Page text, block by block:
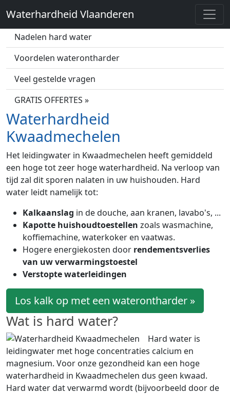
Waterhardheid Vlaanderen
Wat is hard water?
Nadelen hard water
Voordelen waterontharder
Veel gestelde vragen
GRATIS OFFERTES »
Waterhardheid
Kwaadmechelen
Het leidingwater in Kwaadmechelen heeft gemiddeld
een hoge tot zeer hoge waterhardheid. Na verloop van
tijd zal dit sporen nalaten in uw huishouden. Hard
water leidt namelijk tot:
Kalkaanslag in de douche, aan kranen, lavabo's, ...
Kapotte huishoudtoestellen zoals wasmachine,
koffiemachine, waterkoker en vaatwas.
Hogere energiekosten door rendementsverlies
van uw verwarmingstoestel
Verstopte waterleidingen
Los kalk op met een waterontharder »
Wat is hard water?
Hard water is
leidingwater met hoge concentraties calcium en
magnesium. Voor onze gezondheid kan een hoge
waterhardheid in Kwaadmechelen dus geen kwaad.
Hard water dat verwarmd wordt (bijvoorbeeld door de